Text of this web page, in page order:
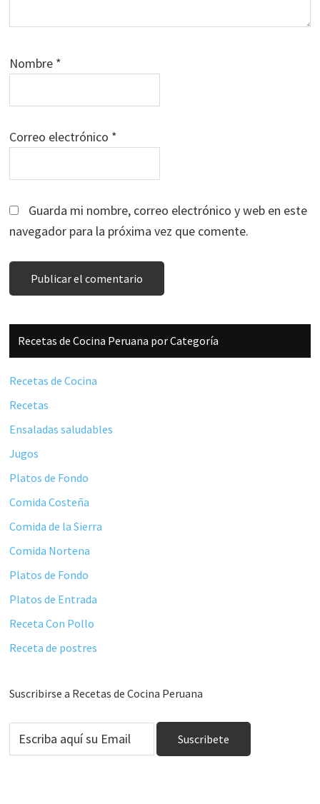
Nombre *
Correo electrónico *
Guarda mi nombre, correo electrónico y web en este
navegador para la próxima vez que comente.
Barra
lateral
principal
Recetas de Cocina Peruana por Categoría
Recetas de Cocina
Recetas
Ensaladas saludables
Jugos
Platos de Fondo
Comida Costeña
Comida de la Sierra
Comida Nortena
Platos de Fondo
Platos de Entrada
Receta Con Pollo
Receta de postres
Suscribirse a Recetas de Cocina Peruana